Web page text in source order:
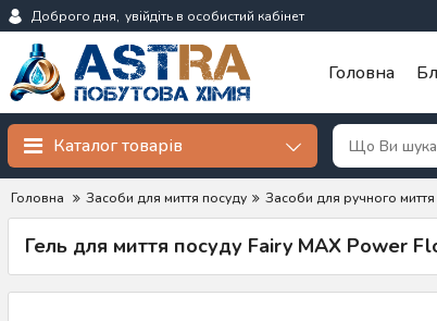
Доброго дня, увійдіть в особистий кабінет
Головна
Каталог товарів
Головна Засоби для миття посуду Засоби для ручного
Гель для миття посуду Fairy MAX Power